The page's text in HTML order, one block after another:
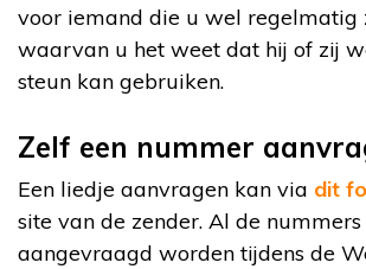
voor iemand die u wel regelmatig
waarvan u het weet dat hij of zij
steun kan gebruiken.
Zelf een nummer
Een liedje aanvragen kan via dit
site van de zender. Al de
aangevraagd worden tijdens de